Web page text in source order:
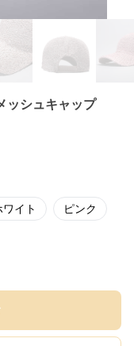
ッシュキャップ
ワイト ピンク